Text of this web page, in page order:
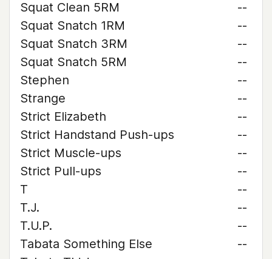
Squat Clean 5RM
--
Squat Snatch 1RM
--
Squat Snatch 3RM
--
Squat Snatch 5RM
--
Stephen
--
Strange
--
Strict Elizabeth
--
Strict Handstand Push-ups
--
Strict Muscle-ups
--
Strict Pull-ups
--
T
--
T.J.
--
T.U.P.
--
Tabata Something Else
--